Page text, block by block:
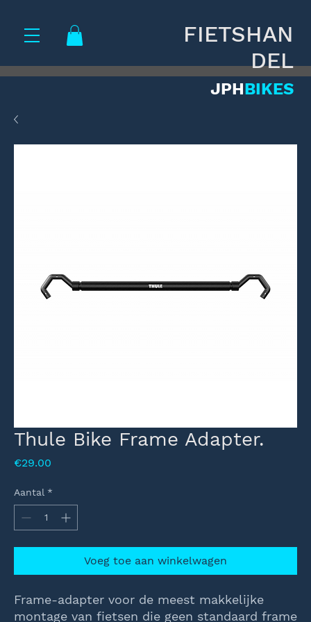
FIETSHAN
DEL
JPHBIKES
Thule Bike Frame Adapter.
€29.00
Aantal *
Voeg toe aan winkelwagen
Frame-adapter voor de meest makkelijke
montage van fietsen die geen standaard frame